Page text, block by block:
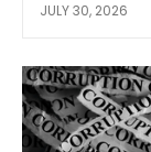
JULY 30, 2026